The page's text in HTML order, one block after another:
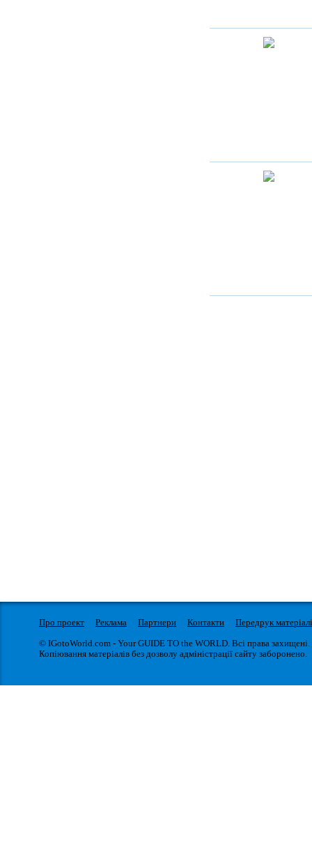
Про проект Реклама Партнери Контакти
Передрук
© IGotoWorld.com - Your GUIDE TO the WORLD. Всі права захищені.
Копіювання матеріалів без дозволу адміністрації сайту заборонено.